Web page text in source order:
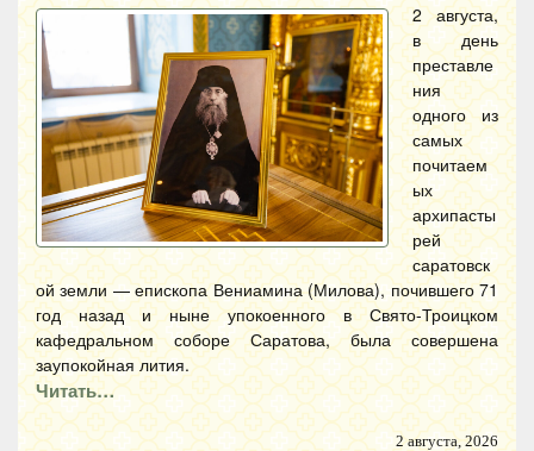
2 августа,
в день
преставле
ния
одного из
самых
почитаем
ых
архипасты
рей
саратовск
ой земли — епископа Вениамина (Милова), почившего 71
год назад и ныне упокоенного в Свято-Троицком
кафедральном соборе Саратова, была совершена
заупокойная лития.
Читать…
2 августа, 2026